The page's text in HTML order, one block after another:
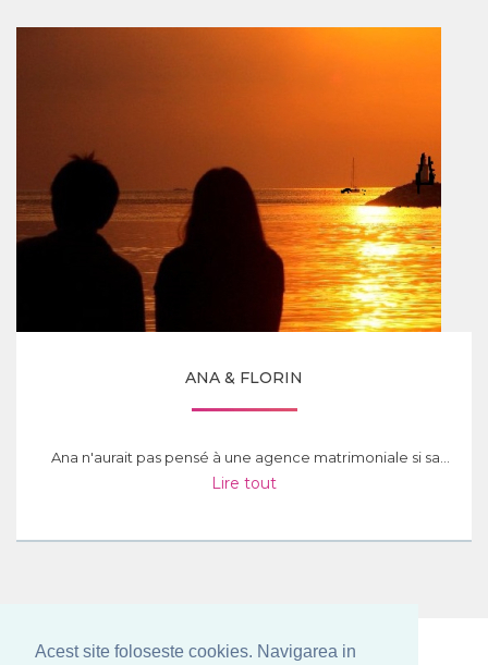
Acest site foloseste cookies. Navigarea in
ANA & FLORIN
Ana n'aurait pas pensé à une agence matrimoniale si sa...
Lire tout